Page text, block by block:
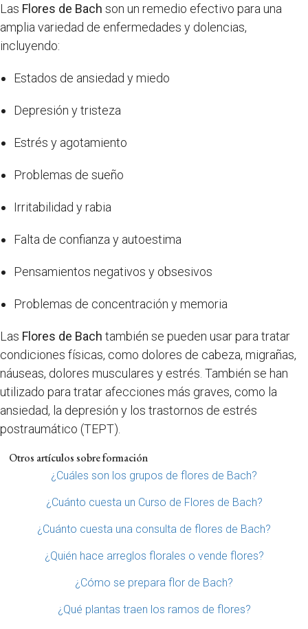
Las Flores de Bach son un remedio efectivo para una
amplia variedad de enfermedades y dolencias,
incluyendo:
Estados de ansiedad y miedo
Depresión y tristeza
Estrés y agotamiento
Problemas de sueño
Irritabilidad y rabia
Falta de confianza y autoestima
Pensamientos negativos y obsesivos
Problemas de concentración y memoria
Las Flores de Bach también se pueden usar para tratar
condiciones físicas, como dolores de cabeza, migrañas,
náuseas, dolores musculares y estrés. También se han
utilizado para tratar afecciones más graves, como la
ansiedad, la depresión y los trastornos de estrés
postraumático (TEPT).
Otros artículos sobre formación
¿Cuáles son los grupos de flores de Bach?
¿Cuánto cuesta un Curso de Flores de Bach?
¿Cuánto cuesta una consulta de flores de Bach?
¿Quién hace arreglos florales o vende flores?
¿Cómo se prepara flor de Bach?
¿Qué plantas traen los ramos de flores?